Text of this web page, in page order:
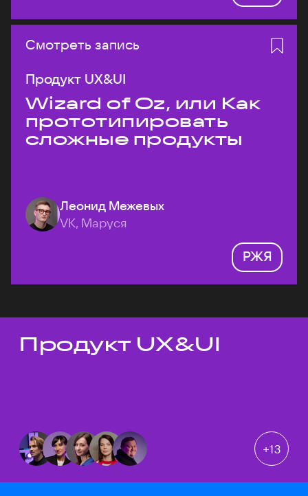
Смотреть запись
Продукт UX&UI
Wizard of Oz, или Как
прототипировать
сложные продукты
Леонид Межевых
VK, Маруся
РЖЯ
Темы докладов
Продукт UX&UI
+13